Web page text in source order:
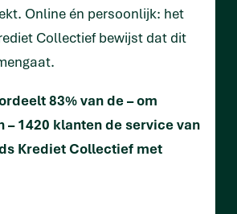
Online én persoonlijk: het
Collectief bewijst dat dit
83% van de – om
– 1420 klanten de service van
Krediet Collectief met